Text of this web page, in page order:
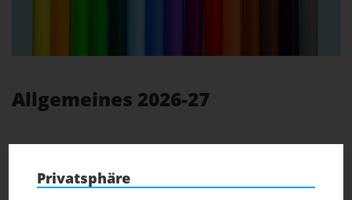
Allgemeines 2026-27
Mittwoch, den 7 Jänner 2026.
Privatsphäre